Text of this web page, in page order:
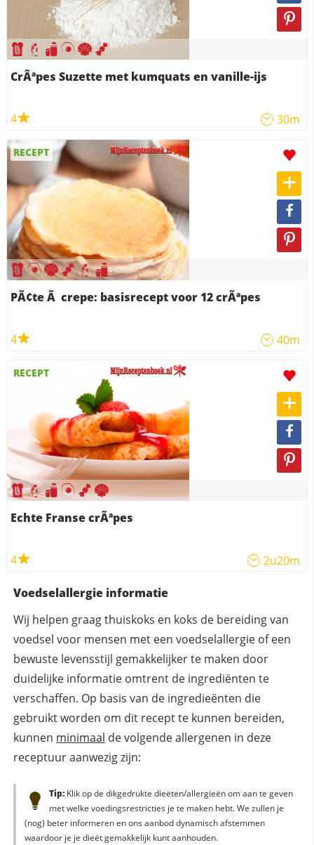
CrÃªpes Suzette met kumquats en vanille-ijs
4 30m
RECEPT
PÃ¢te Ã crepe: basisrecept voor 12 crÃªpes
4 40m
RECEPT
Echte Franse crÃªpes
4 2u20m
Voedselallergie informatie
Wij helpen graag thuiskoks en koks de bereiding van
voedsel voor mensen met een voedselallergie of een
bewuste levensstijl gemakkelijker te maken door
duidelijke informatie omtrent de ingrediënten te
verschaffen. Op basis van de ingredieënten die
gebruikt worden om dit recept te kunnen bereiden,
kunnen minimaal de volgende allergenen in deze
receptuur aanwezig zijn:
Tip:Klik op de dikgedrukte dieëten/allergieën om aan te geven
met welke voedingsrestricties je te maken hebt. We zullen je
(nog) beter informeren en ons aanbod dynamisch afstemmen
waardoor je je dieët gemakkelijk kunt aanhouden.